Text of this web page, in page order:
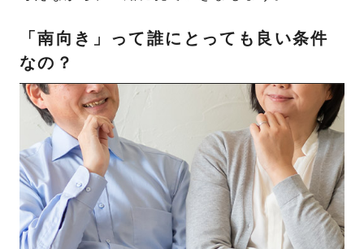
「南向き」って誰にとっても良い条件
なの？